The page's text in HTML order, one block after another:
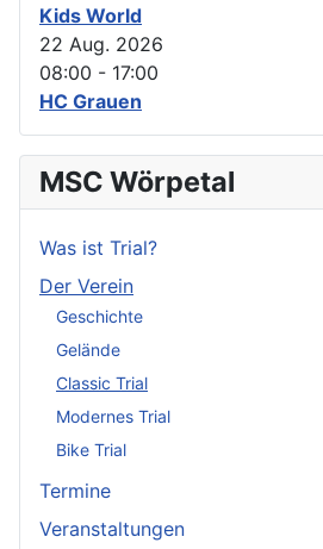
Kids World
22 Aug. 2026
08:00 - 17:00
HC Grauen
MSC Wörpetal
Was ist Trial?
Der Verein
Geschichte
Gelände
Classic Trial
Modernes Trial
Bike Trial
Termine
Veranstaltungen